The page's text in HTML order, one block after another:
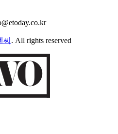
씨 . All rights reserved